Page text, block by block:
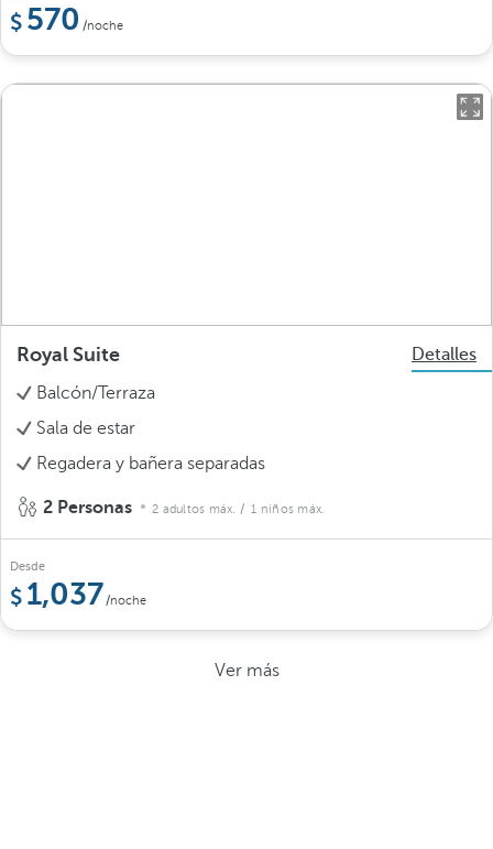
570 /noche
Royal Suite
Detalles
Balcón/Terraza
Sala de estar
Regadera y bañera separadas
2 Personas 2 adultos máx. / 1 niños máx.
Desde
1,037 /noche
Ver más